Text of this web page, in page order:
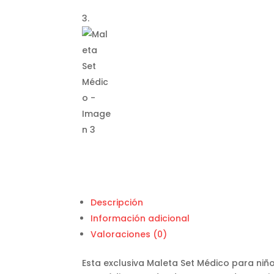
Descripción
Información adicional
Valoraciones (0)
Esta exclusiva Maleta Set Médico para